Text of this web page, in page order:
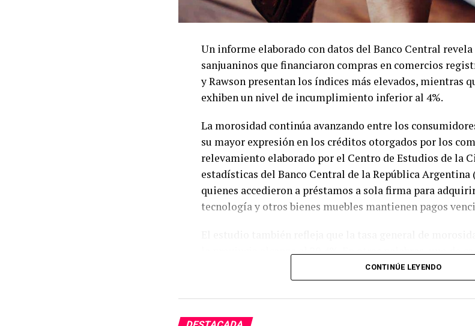
Un informe elaborado con datos del Banco Central revela
sanjuaninos que financiaron compras en comercios
y Rawson presentan los índices más elevados, mientras
exhiben un nivel de incumplimiento inferior al 4%.
La morosidad continúa avanzando entre los
su mayor expresión en los créditos otorgados por los
relevamiento elaborado por el Centro de Estudios de la
estadísticas del Banco Central de la República Argentina
quienes accedieron a préstamos a sola firma para
tecnología y otros bienes muebles mantienen pagos
la provincia alcanza el 20,4%. En otras palabras, uno de
tomó algún tipo de crédito presenta atrasos en el
financieras, un indicador que acompaña el deterioro del
en los últimos años.
CONTINÚE LEYENDO